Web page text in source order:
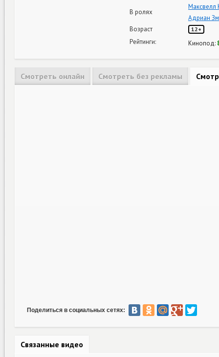
В ролях
Максвелл
Адриан
Возраст
12+
Рейтинги: Кинопод:
Смотреть онлайн Смотреть без рекламы
Поделиться в социальных сетях:
Связанные видео